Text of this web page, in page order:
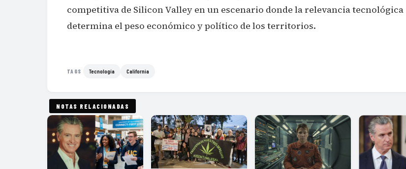
competitiva de Silicon Valley en un escenario donde la relevancia tecnológica
determina el peso económico y político de los territorios.
TAGS Tecnología California
NOTAS RELACIONADAS